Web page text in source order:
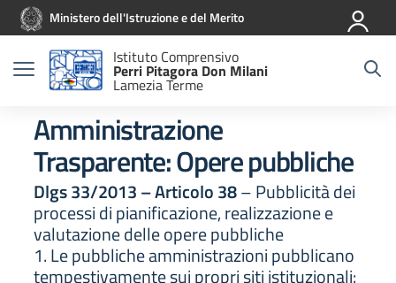
Vai ai contenuti
Vai al menu di navigazione
Vai al footerMinistero dell'Istruzione e del Merito
Istituto Comprensivo
Perri Pitagora Don Milani
Lamezia Terme
Amministrazione
Trasparente:Opere pubbliche
Dlgs 33/2013 – Articolo 38– Pubblicità dei
processi di pianificazione, realizzazione e
valutazione delle opere pubbliche
1. Le pubbliche amministrazioni pubblicano
tempestivamente sui propri siti istituzionali: